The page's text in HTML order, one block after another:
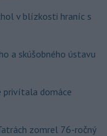
v blízkosti hraníc s
a skúšobného ústavu
privítala domáce
zomrel 76-ročný